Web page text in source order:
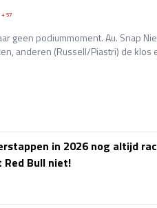
+57
geen podiummoment. Au. Snap
anderen (Russell/Piastri) de
in 2026 nog altijd
Red Bull niet!